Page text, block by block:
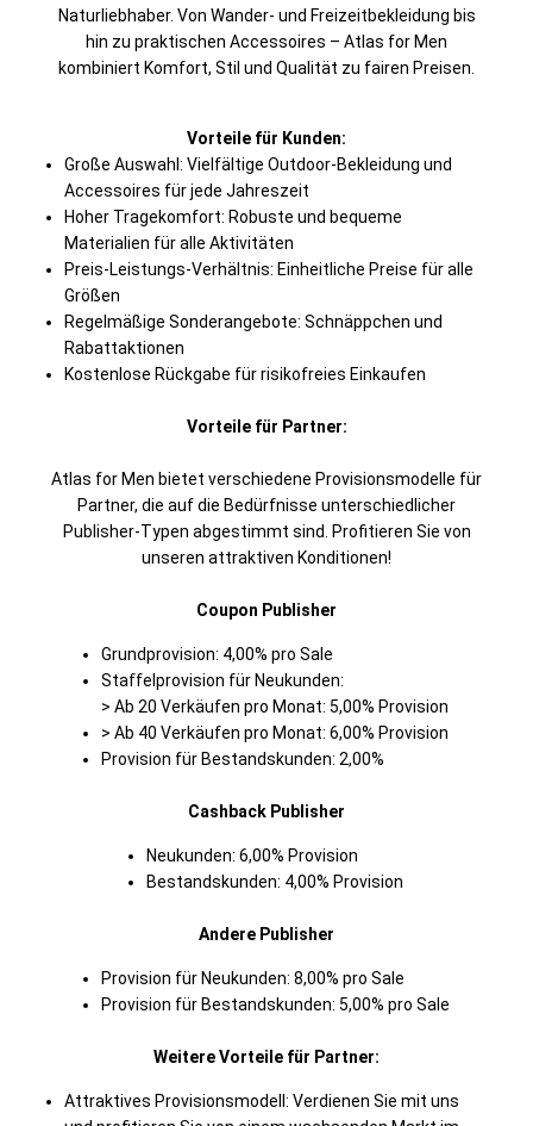
Naturliebhaber. Von Wander- und Freizeitbekleidung bis
hin zu praktischen Accessoires – Atlas for Men
kombiniert Komfort, Stil und Qualität zu fairen Preisen.
Vorteile für Kunden:
Große Auswahl: Vielfältige Outdoor-Bekleidung und
Accessoires für jede Jahreszeit
Hoher Tragekomfort: Robuste und bequeme
Materialien für alle Aktivitäten
Preis-Leistungs-Verhältnis: Einheitliche Preise für alle
Größen
Regelmäßige Sonderangebote: Schnäppchen und
Rabattaktionen
Kostenlose Rückgabe für risikofreies Einkaufen
Vorteile für Partner:
Atlas for Men bietet verschiedene Provisionsmodelle für
Partner, die auf die Bedürfnisse unterschiedlicher
Publisher-Typen abgestimmt sind. Profitieren Sie von
unseren attraktiven Konditionen!
Coupon Publisher
Grundprovision: 4,00% pro Sale
Staffelprovision für Neukunden:
> Ab 20 Verkäufen pro Monat: 5,00% Provision
> Ab 40 Verkäufen pro Monat: 6,00% Provision
Provision für Bestandskunden: 2,00%
Cashback Publisher
Neukunden: 6,00% Provision
Bestandskunden: 4,00% Provision
Andere Publisher
Provision für Neukunden: 8,00% pro Sale
Provision für Bestandskunden: 5,00% pro Sale
Weitere Vorteile für Partner:
Attraktives Provisionsmodell: Verdienen Sie mit uns